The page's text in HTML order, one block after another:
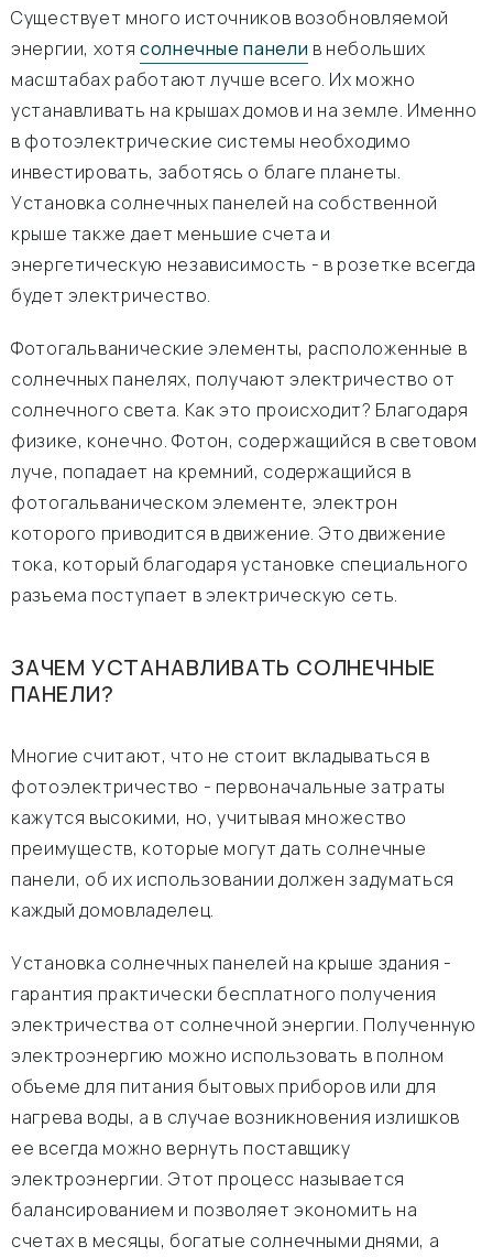
Существует много источников возобновляемой
энергии, хотя солнечные панели в небольших
масштабах работают лучше всего. Их можно
устанавливать на крышах домов и на земле. Именно
в фотоэлектрические системы необходимо
инвестировать, заботясь о благе планеты.
Установка солнечных панелей на собственной
крыше также дает меньшие счета и
энергетическую независимость - в розетке всегда
будет электричество.
Фотогальванические элементы, расположенные в
солнечных панелях, получают электричество от
солнечного света. Как это происходит? Благодаря
физике, конечно. Фотон, содержащийся в световом
луче, попадает на кремний, содержащийся в
фотогальваническом элементе, электрон
которого приводится в движение. Это движение
тока, который благодаря установке специального
разъема поступает в электрическую сеть.
ЗАЧЕМ УСТАНАВЛИВАТЬ СОЛНЕЧНЫЕ
ПАНЕЛИ?
Многие считают, что не стоит вкладываться в
фотоэлектричество - первоначальные затраты
кажутся высокими, но, учитывая множество
преимуществ, которые могут дать солнечные
панели, об их использовании должен задуматься
каждый домовладелец.
Установка солнечных панелей на крыше здания -
гарантия практически бесплатного получения
электричества от солнечной энергии. Полученную
электроэнергию можно использовать в полном
объеме для питания бытовых приборов или для
нагрева воды, а в случае возникновения излишков
ее всегда можно вернуть поставщику
электроэнергии. Этот процесс называется
балансированием и позволяет экономить на
счетах в месяцы, богатые солнечными днями, а